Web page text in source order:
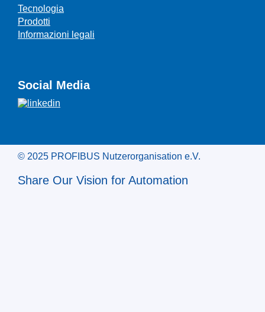
Tecnologia
Prodotti
Informazioni legali
Social Media
© 2025 PROFIBUS Nutzerorganisation e.V.
Share Our Vision for Automation